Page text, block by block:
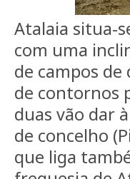
Atalaia situa-
com uma
de campos
de contornos
duas vão dar
de concelho
que liga